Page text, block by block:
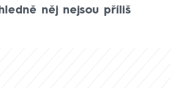
něj nejsou příliš